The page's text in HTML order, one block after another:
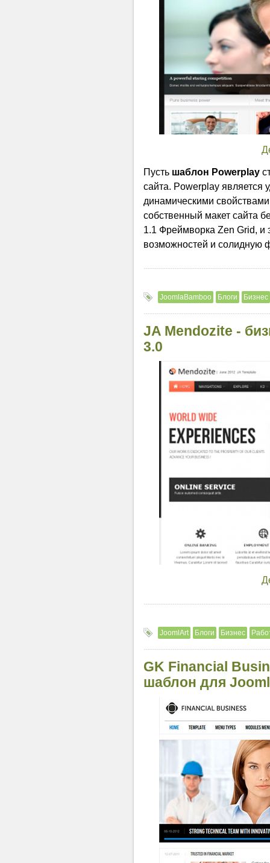
Пусть шаблон Powerplay
сайта. Powerplay является
динамическими
собственный макет сайта
1.1 Фреймворка Zen Grid, и
возможностей и солидную
JoomlaBamboo Блоги Бизнес
JA Mendozite -
3.0
JoomlArt Блоги Бизнес
GK Financial
шаблон для